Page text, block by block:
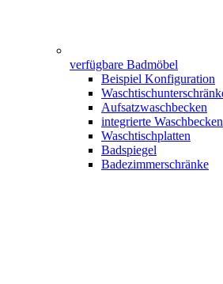
verfügbare Badmöbel
Beispiel Konfiguration
Aufsatzwaschbecken
integrierte Waschbecken
Waschtischplatten
Badspiegel
Badezimmerschränke